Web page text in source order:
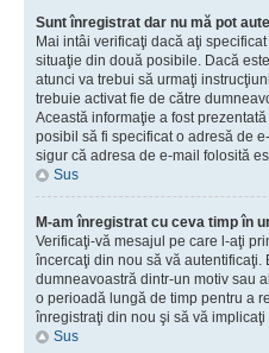
Sunt înregistrat dar nu mă pot
Mai intâi verificaţi dacă aţi
situaţie din două posibile. Dacă
atunci va trebui să urmaţi
trebuie activat fie de către
Această informaţie a fost
posibil să fi specificat o adresă de
sigur că adresa de e-mail folosită
Sus
M-am înregistrat cu ceva timp în
Verificaţi-vă mesajul pe care l-aţi
încercaţi din nou să vă autentificaţi.
dumneavoastră dintr-un motiv sau
o perioadă lungă de timp pentru a
înregistraţi din nou şi să vă
Sus